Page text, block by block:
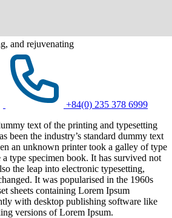
and rejuvenating
+84(0) 235 378 6999
text of the printing and typesetting
been the industry’s standard dummy text
an unknown printer took a galley of type
type specimen book. It has survived not
the leap into electronic typesetting,
It was popularised in the 1960s
sheets containing Lorem Ipsum
with desktop publishing software like
versions of Lorem Ipsum.